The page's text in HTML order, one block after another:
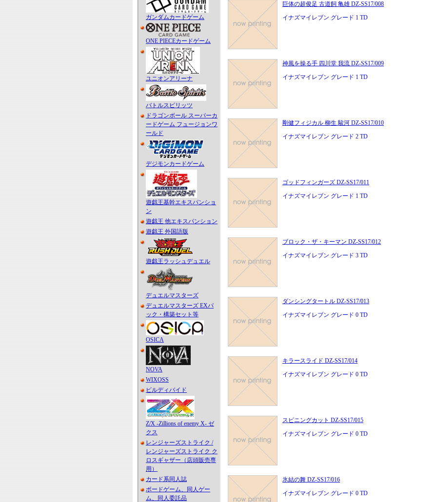
ガンダムカードゲーム
ONE PIECEカードゲーム
ユニオンアリーナ
バトルスピリッツ
ドラゴンボール スーパーカ
ードゲーム フュージョンワ
ールド
デジモンカードゲーム
遊戯王基幹エキスパンショ
ン
遊戯王 他エキスパンション
遊戯王 外国語版
遊戯王ラッシュデュエル
デュエルマスターズ
デュエルマスターズ EXパ
ック・構築セット等
OSICA
NOVA
WIXOSS
ビルディバイド
Z/X -Zillions of enemy X- ゼ
クス
レンジャーズストライク /
レンジャーズストライク ク
ロスギャザー（店頭販売専
用）
カード系同人誌
ボードゲーム、同人ゲー
ム、同人委託品
巨体の超俊足 古道飼 亀雄 DZ-SS17/008
イナズマイレブン グレード 1 TD
神風を操る手 四川堂 我流 DZ-SS17/009
イナズマイレブン グレード 1 TD
剛健フィジカル 柳生 駿河 DZ-SS17/010
イナズマイレブン グレード 2 TD
ゴッドフィンガーズ DZ-SS17/011
イナズマイレブン グレード 1 TD
ブロック・ザ・キーマン DZ-SS17/012
イナズマイレブン グレード 3 TD
ダンシングタートル DZ-SS17/013
イナズマイレブン グレード 0 TD
キラースライド DZ-SS17/014
イナズマイレブン グレード 0 TD
スピニングカット DZ-SS17/015
イナズマイレブン グレード 0 TD
氷結の舞 DZ-SS17/016
イナズマイレブン グレード 0 TD